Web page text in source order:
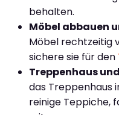
behalten.
Möbel abbauen
Möbel rechtzeitig
sichere sie für den
Treppenhaus
das Treppenhaus
reinige Teppiche,